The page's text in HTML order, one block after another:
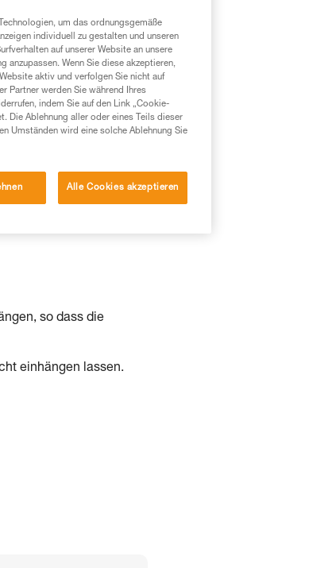
geht,
verstehen zu
richtig
gibt es
so dass die
einhängen lassen.
um das ordnungsgemäße
individuell zu gestalten und unseren
auf unserer Website an unsere
anzupassen. Wenn Sie diese akzeptieren,
aktiv und verfolgen Sie nicht auf
Partner werden Sie während Ihres
indem Sie auf den Link „Cookie-
Die Ablehnung aller oder eines Teils dieser
Umständen wird eine solche Ablehnung Sie
Alle Cookies akzeptieren